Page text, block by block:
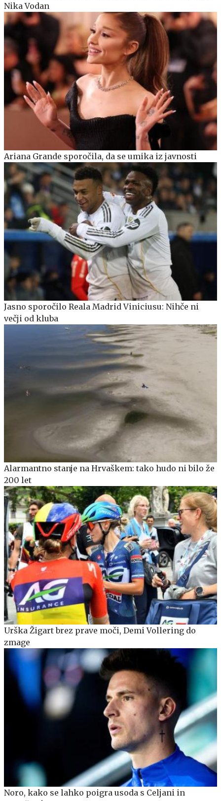
Nika Vodan
Ariana Grande sporočila, da se umika iz javnosti
Jasno sporočilo Reala Madrid Viniciusu: Nihče ni
večji od kluba
Alarmantno stanje na Hrvaškem: tako hudo ni bilo že
200 let
Urška Žigart brez prave moči, Demi Vollering do
zmage
Noro, kako se lahko poigra usoda s Celjani in